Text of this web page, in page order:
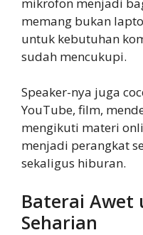
memang bukan
untuk kebutuhan
sudah mencukupi.
Speaker-nya juga
YouTube, film,
mengikuti materi
menjadi perangkat
sekaligus hiburan.
Baterai
Seharian